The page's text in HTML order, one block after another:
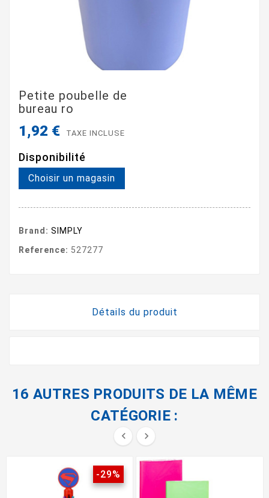
Petite poubelle de
bureau ro
1,92 € TAXE INCLUSE
Disponibilité
Choisir un magasin
Brand: SIMPLY
Reference: 527277
Détails du produit
16 AUTRES PRODUITS DE LA MÊME
CATÉGORIE :
 
-29%